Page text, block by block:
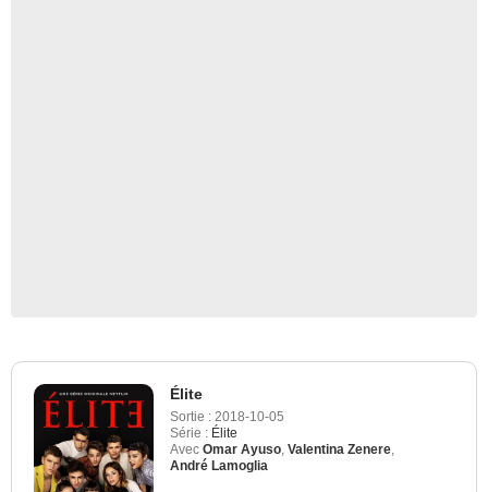
Élite
Sortie : 2018-10-05
Série : Élite
Avec Omar Ayuso Valentina Zenere
André Lamoglia